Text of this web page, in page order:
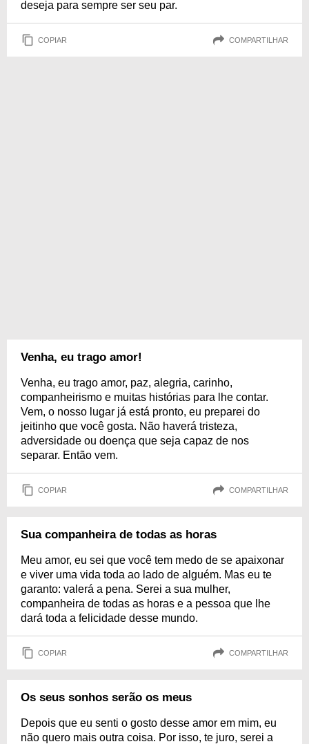
deseja para sempre ser seu par.
COPIAR COMPARTILHAR
Venha, eu trago amor!
Venha, eu trago amor, paz, alegria, carinho,
companheirismo e muitas histórias para lhe contar.
Vem, o nosso lugar já está pronto, eu preparei do
jeitinho que você gosta. Não haverá tristeza,
adversidade ou doença que seja capaz de nos
separar. Então vem.
COPIAR COMPARTILHAR
Sua companheira de todas as horas
Meu amor, eu sei que você tem medo de se apaixonar
e viver uma vida toda ao lado de alguém. Mas eu te
garanto: valerá a pena. Serei a sua mulher,
companheira de todas as horas e a pessoa que lhe
dará toda a felicidade desse mundo.
COPIAR COMPARTILHAR
Os seus sonhos serão os meus
Depois que eu senti o gosto desse amor em mim, eu
não quero mais outra coisa. Por isso, te juro, serei a